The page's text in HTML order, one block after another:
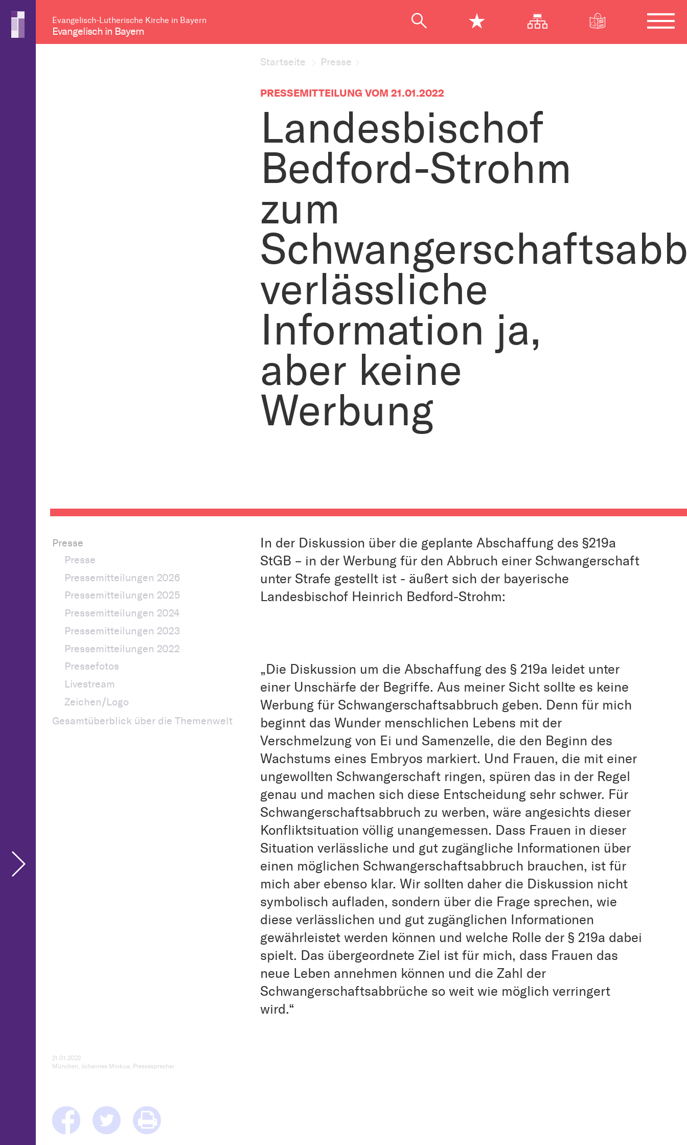
Evangelisch-Lutherische Kirche in Bayern
Evangelisch in Bayern
Startseite Presse
PRESSEMITTEILUNG VOM 21.01.2022
Landesbischof
Bedford-Strohm
zum
verlässliche
Information ja,
aber keine
Werbung
Presse
Presse
Pressemitteilungen 2026
Pressemitteilungen 2025
Pressemitteilungen 2024
Pressemitteilungen 2023
Pressemitteilungen 2022
Pressefotos
Livestream
Zeichen/Logo
Gesamtüberblick über die Themenwelt
In der Diskussion über die geplante Abschaffung des §219a
StGB – in der Werbung für den Abbruch einer Schwangerschaft
unter Strafe gestellt ist - äußert sich der bayerische
Landesbischof Heinrich Bedford-Strohm:
„Die Diskussion um die Abschaffung des § 219a leidet unter
einer Unschärfe der Begriffe. Aus meiner Sicht sollte es keine
Werbung für Schwangerschaftsabbruch geben. Denn für mich
beginnt das Wunder menschlichen Lebens mit der
Verschmelzung von Ei und Samenzelle, die den Beginn des
Wachstums eines Embryos markiert. Und Frauen, die mit einer
ungewollten Schwangerschaft ringen, spüren das in der Regel
genau und machen sich diese Entscheidung sehr schwer. Für
Schwangerschaftsabbruch zu werben, wäre angesichts dieser
Konfliktsituation völlig unangemessen. Dass Frauen in dieser
Situation verlässliche und gut zugängliche Informationen über
einen möglichen Schwangerschaftsabbruch brauchen, ist für
mich aber ebenso klar. Wir sollten daher die Diskussion nicht
symbolisch aufladen, sondern über die Frage sprechen, wie
diese verlässlichen und gut zugänglichen Informationen
gewährleistet werden können und welche Rolle der § 219a dabei
spielt. Das übergeordnete Ziel ist für mich, dass Frauen das
neue Leben annehmen können und die Zahl der
Schwangerschaftsabbrüche so weit wie möglich verringert
wird.“
21.01.2022
München, Johannes Minkus, Pressesprecher